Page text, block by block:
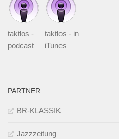
taktlos -
podcast
taktlos - in
iTunes
PARTNER
BR-KLASSIK
Jazzzeitung